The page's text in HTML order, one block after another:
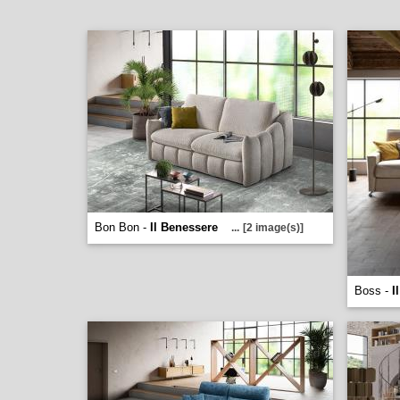
Bon Bon - Il Benessere ... [2 image(s)]
Boss -